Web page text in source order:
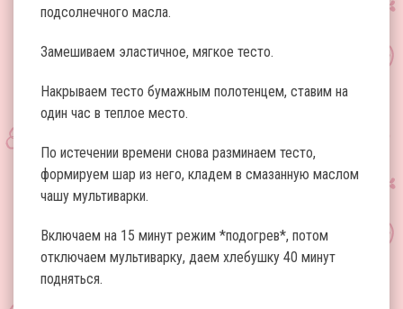
подсолнечного масла.
Замешиваем эластичное, мягкое тесто.
Накрываем тесто бумажным полотенцем, ставим на
один час в теплое место.
По истечении времени снова разминаем тесто,
формируем шар из него, кладем в смазанную маслом
чашу мультиварки.
Включаем на 15 минут режим *подогрев*, потом
отключаем мультиварку, даем хлебушку 40 минут
подняться.